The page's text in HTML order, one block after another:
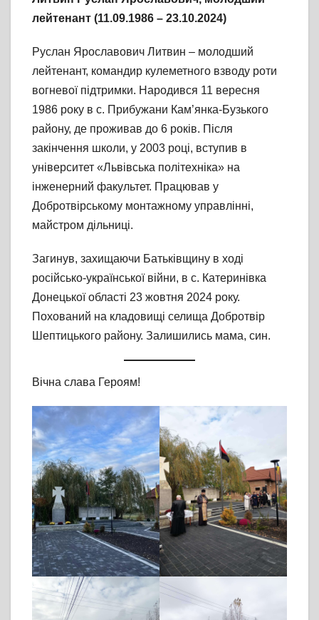
лейтенант (11.09.1986 – 23.10.2024)
Руслан Ярославович Литвин – молодший
лейтенант, командир кулеметного взводу роти
вогневої підтримки. Народився 11 вересня
1986 року в с. Прибужани Кам’янка-Бузького
району, де проживав до 6 років. Після
закінчення школи, у 2003 році, вступив в
університет «Львівська політехніка» на
інженерний факультет. Працював у
Добротвірському монтажному управлінні,
майстром дільниці.
Загинув, захищаючи Батьківщину в ході
російсько-української війни, в с. Катеринівка
Донецької області 23 жовтня 2024 року.
Похований на кладовищі селища Добротвір
Шептицького району. Залишились мама, син.
Вічна слава Героям!